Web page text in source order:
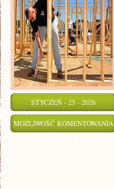
STYCZEŃ - 25 - 2026
MOŻLIWOŚĆ KOMENTOWANIA